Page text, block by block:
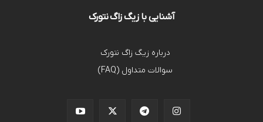
آشنایی با زیگ زاگ نتورک
درباره زیگ زاگ نتورک
سوالات متداول (FAQ)